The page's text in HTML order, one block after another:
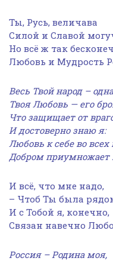
Ты, Русь, величава
Силой и Славой
Но всё ж так
Любовь и Мудрость
Весь Твой народ –
Твоя Любовь — его
Что защищает от
И достоверно знаю я:
Любовь к себе во всех
Добром приумножает
И всё, что мне надо,
– Чтоб Ты была
И с Тобой я, конечно,
Связан навечно
Россия – Родина моя,